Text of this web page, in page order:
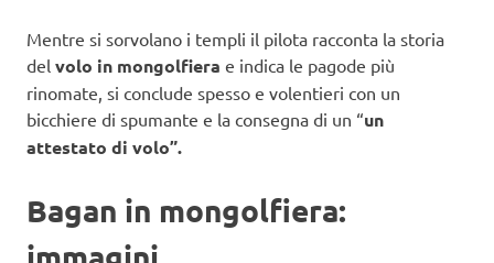
Mentre si sorvolano i templi il pilota racconta la storia
del volo in mongolfiera e indica le pagode più
rinomate, si conclude spesso e volentieri con un
bicchiere di spumante e la consegna di un “un
attestato di volo”.
Bagan in mongolfiera: